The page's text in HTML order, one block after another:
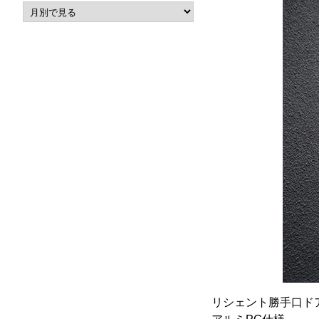
リシェント勝手口ド